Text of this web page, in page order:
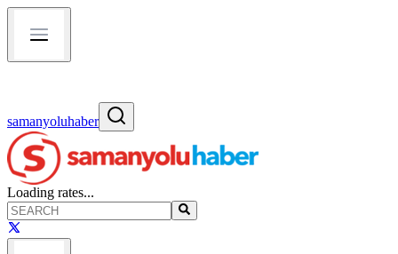
samanyoluhaber
Loading rates...